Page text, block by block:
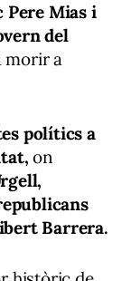
Mias i
del
morir a
polítics a
on
Barrera.